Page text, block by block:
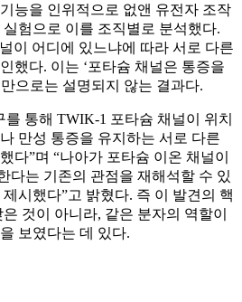
능을 인위적으로 없앤 유전자 조작
험으로 이를 조직별로 분석했다.
이 어디에 있느냐에 따라 서로 다른
했다. 이는 ‘포타슘 채널은 통증을
으로는 설명되지 않는 결과다.
통해 TWIK-1 포타슘 채널이 위치
만성 통증을 유지하는 서로 다른
다”며 “나아가 포타슘 이온 채널이
다는 기존의 관점을 재해석할 수 있
시했다”고 밝혔다. 즉 이 발견의 핵
것이 아니라, 같은 분자의 역할이
보였다는 데 있다.